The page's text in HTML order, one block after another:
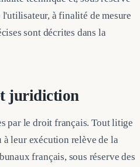
à finalité de mesure
sont décrites dans la
juridiction
par le droit français. Tout litige
leur exécution relève de la
français, sous réserve des